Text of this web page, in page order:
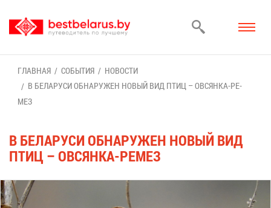
ГЛАВ­НАЯ СО­БЫ­ТИЯ
НО­ВО­СТИ
В БЕ­ЛА­РУ­СИ ОБ­НА­РУ­ЖЕН НО­ВЫЙ ВИД ПТИЦ – ОВ­СЯН­КА-РЕ­
МЕЗ
В БЕ­ЛА­РУ­СИ ОБ­НА­РУ­ЖЕН НО­ВЫЙ ВИД
ПТИЦ – ОВ­СЯН­КА-РЕ­МЕЗ